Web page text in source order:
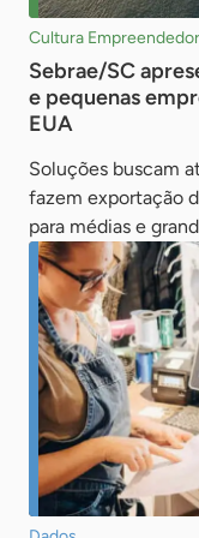
Cultura
Sebrae/SC
e pequenas
EUA
Soluções buscam
fazem exportação
para médias e